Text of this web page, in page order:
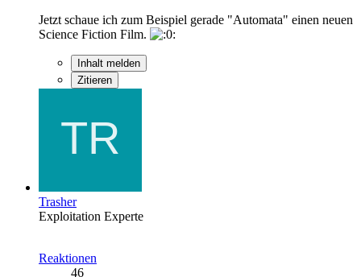
Jetzt schaue ich zum Beispiel gerade "Automata" einen neuen
Science Fiction Film.
Inhalt melden
Zitieren
Trasher
Exploitation Experte
Reaktionen
46